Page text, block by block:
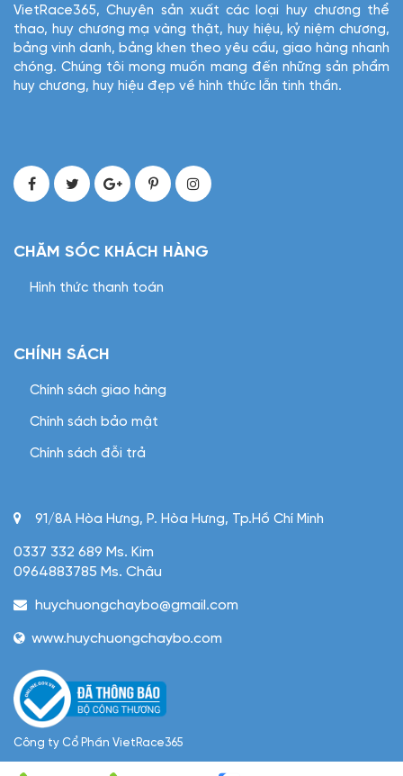
VietRace365, Chuyên sản xuất các loại huy chương thể
thao, huy chương mạ vàng thật, huy hiệu, kỷ niệm chương,
bảng vinh danh, bảng khen theo yêu cầu, giao hàng nhanh
chóng. Chúng tôi mong muốn mang đến những sản phẩm
huy chương, huy hiệu đẹp về hình thức lẫn tinh thần.
CHĂM SÓC KHÁCH HÀNG
Hình thức thanh toán
CHÍNH SÁCH
Chính sách giao hàng
Chính sách bảo mật
Chính sách đỗi trả
91/8A Hòa Hưng, P. Hòa Hưng, Tp.Hồ Chí Minh
0337 332 689 Ms. Kim
0964883785 Ms. Châu
huychuongchaybo@gmail.com
www.huychuongchaybo.com
Công ty Cổ Phần VietRace365
Giấy phép/MST: 0305952229 do Sở KHDTHCM cấp ngày